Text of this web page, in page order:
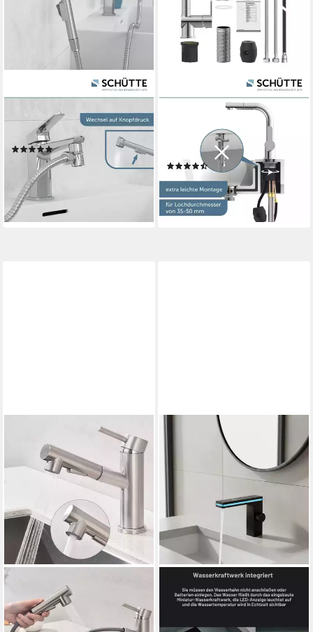
Waschbeckenbrause GIRONA
chrom Schnell montierbar,
flexibel, pflegeleicht
(4)
22,99 €
lieferbar - in 2-3 Werktagen bei dir
Waschtischarmatur LONDON
mit herausziehbarere Brause
und Ablaufgarnitur, Pop Up
Abflussstopfen
(8)
85,53 € UVP124,99 €
-32%
lieferbar - in 4-5 Werktagen bei dir